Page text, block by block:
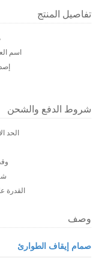
تفاصيل المنتج
اسم
شروط الدفع والشحن
الحد
القدرة
وصف
صمام إيقاف الطوارئ